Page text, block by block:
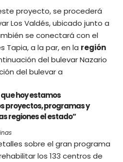
proyecto, se procederá
Los Valdés, ubicado junto a
se conectará con el
Tapia, a la par, en la región
del bulevar Nazario
del bulevar a
hoy estamos
proyectos, programas y
regiones el estado”
sobre el gran programa
los 133 centros de